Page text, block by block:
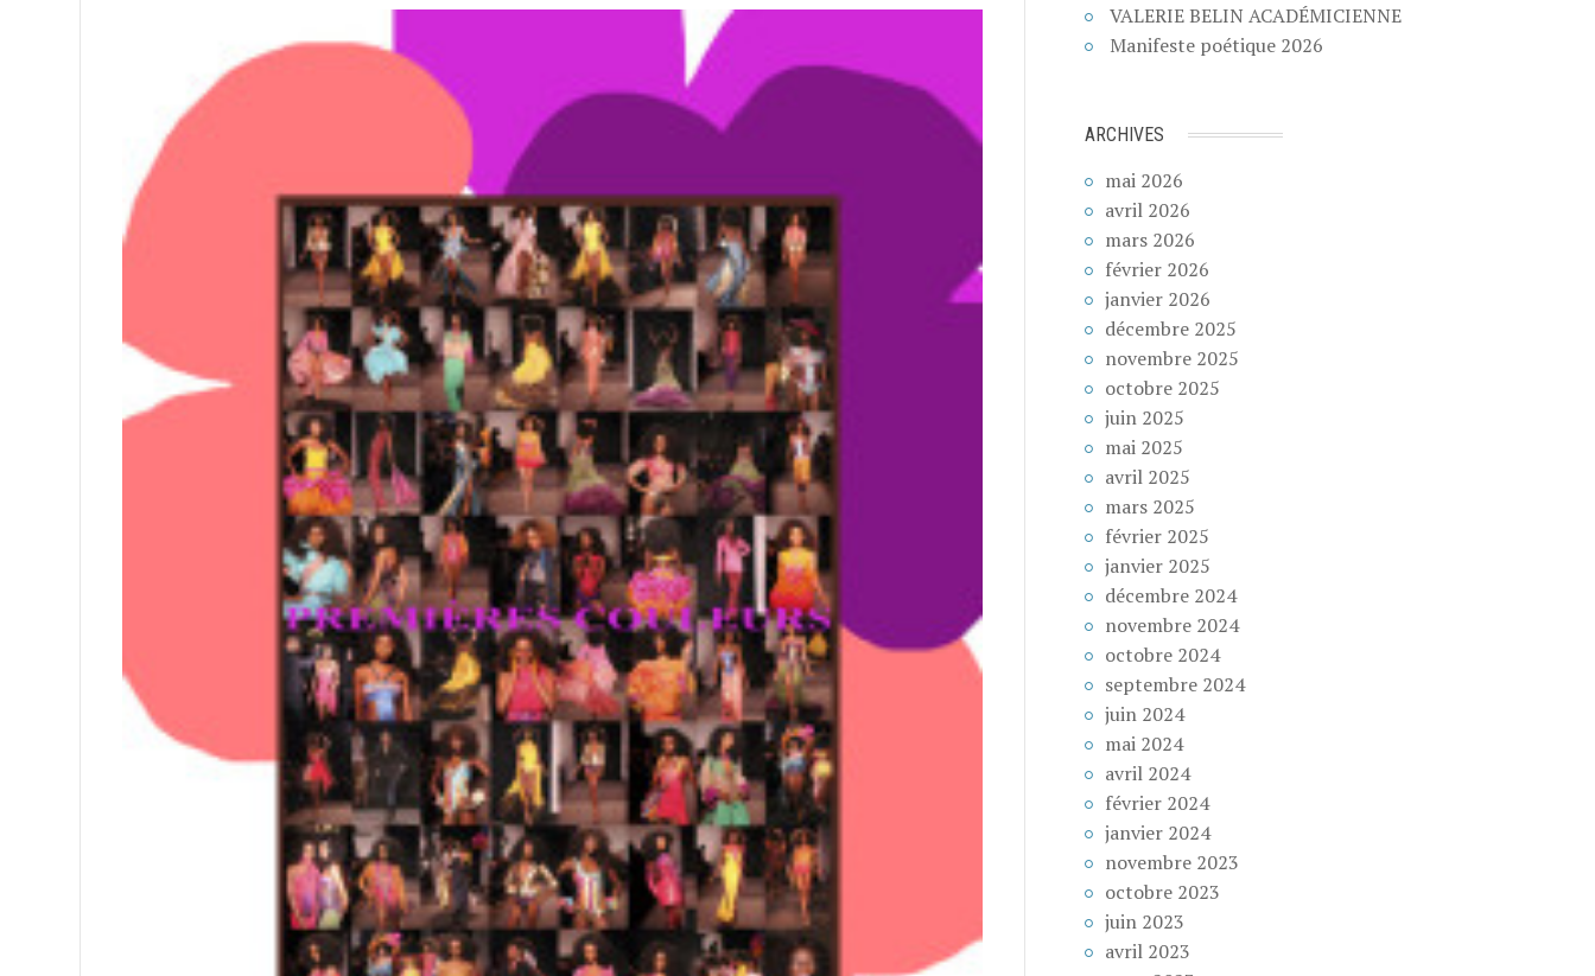
VALERIE BELIN ACADÉMICIENNE
Manifeste poétique 2026
ARCHIVES
mai 2026
avril 2026
mars 2026
février 2026
janvier 2026
décembre 2025
novembre 2025
octobre 2025
juin 2025
mai 2025
avril 2025
mars 2025
février 2025
janvier 2025
décembre 2024
novembre 2024
octobre 2024
septembre 2024
juin 2024
mai 2024
avril 2024
février 2024
janvier 2024
novembre 2023
octobre 2023
juin 2023
avril 2023